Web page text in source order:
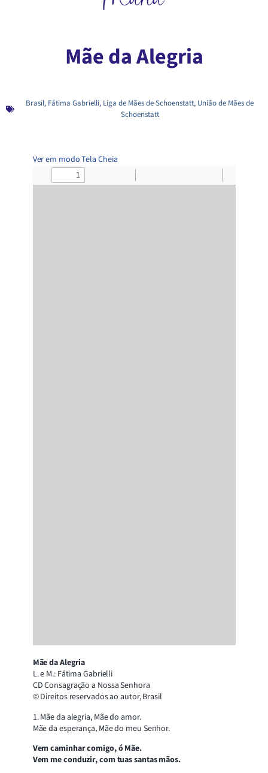
Mãe da Alegria
Brasil, Fátima Gabrielli, Liga de Mães de Schoenstatt, União de Mães de
Schoenstatt
Ver em modo Tela Cheia
Mãe da Alegria
L. e M.: Fátima Gabrielli
CD Consagração a Nossa Senhora
© Direitos reservados ao autor, Brasil
1. Mãe da alegria, Mãe do amor.
Mãe da esperança, Mãe do meu Senhor.
Vem caminhar comigo, ó Mãe.
Vem me conduzir, com tuas santas mãos.